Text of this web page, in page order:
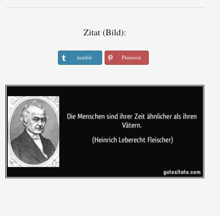
Zitat (Bild):
tumblr Pinterest